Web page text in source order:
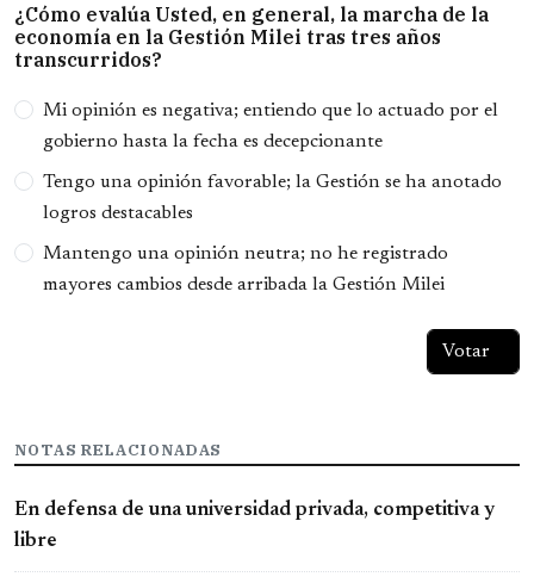
¿Cómo evalúa Usted, en general, la marcha de la
economía en la Gestión Milei tras tres años
transcurridos?
Opciones
Mi opinión es negativa; entiendo que lo actuado por el
gobierno hasta la fecha es decepcionante
Tengo una opinión favorable; la Gestión se ha anotado
logros destacables
Mantengo una opinión neutra; no he registrado
mayores cambios desde arribada la Gestión Milei
NOTAS RELACIONADAS
En defensa de una universidad privada, competitiva y
libre